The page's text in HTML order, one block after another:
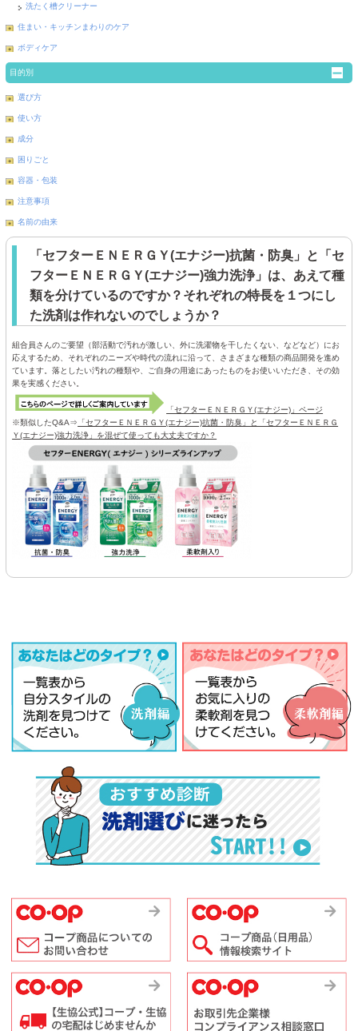
洗たく槽クリーナー
住まい・キッチンまわりのケア
ボディケア
目的別
選び方
使い方
成分
困りごと
容器・包装
注意事項
名前の由来
「セフターＥＮＥＲＧＹ(エナジー)抗菌・防臭」と「セ
フターＥＮＥＲＧＹ(エナジー)強力洗浄」は、あえて種
類を分けているのですか？それぞれの特長を１つにし
た洗剤は作れないのでしょうか？
組合員さんのご要望（部活動で汚れが激しい、外に洗濯物を干したくない、などなど）にお
応えするため、それぞれのニーズや時代の流れに沿って、さまざまな種類の商品開発を進め
ています。落としたい汚れの種類や、ご自身の用途にあったものをお使いいただき、その効
果を実感ください。
「セフターＥＮＥＲＧＹ(エナジー)」ページ
※類似したQ&A⇒ 「セフターＥＮＥＲＧＹ(エナジー)抗菌・防臭」と「セフターＥＮＥＲＧ
Ｙ(エナジー)強力洗浄」を混ぜて使っても大丈夫ですか？